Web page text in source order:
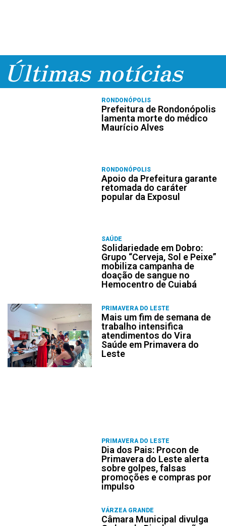
Últimas notícias
RONDONÓPOLIS
Prefeitura de Rondonópolis
lamenta morte do médico
Maurício Alves
RONDONÓPOLIS
Apoio da Prefeitura garante
retomada do caráter
popular da Exposul
SAÚDE
Solidariedade em Dobro:
Grupo “Cerveja, Sol e Peixe”
mobiliza campanha de
doação de sangue no
Hemocentro de Cuiabá
PRIMAVERA DO LESTE
Mais um fim de semana de
trabalho intensifica
atendimentos do Vira
Saúde em Primavera do
Leste
PRIMAVERA DO LESTE
Dia dos Pais: Procon de
Primavera do Leste alerta
sobre golpes, falsas
promoções e compras por
impulso
VÁRZEA GRANDE
Câmara Municipal divulga